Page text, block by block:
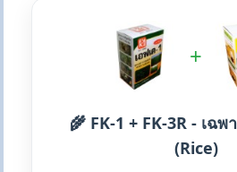
+
🌾 FK-1 + FK-3R - เฉ
(Rice)